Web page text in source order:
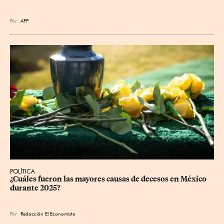
Por AFP
POLÍTICA
¿Cuáles fueron las mayores causas de decesos en México
durante 2025?
Por Redacción El Economista